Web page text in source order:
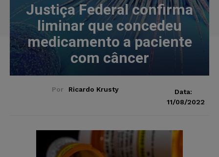
Justiça Federal confirma
liminar que concedeu
medicamento a paciente
com câncer
Por Ricardo Krusty
Data:
11/08/2022